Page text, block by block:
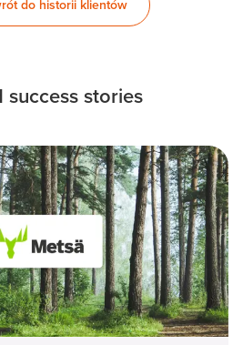
do historii klientów
success stories